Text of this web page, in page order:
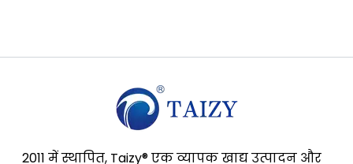
2011 में स्थापित, Taizy® एक व्यापक खाद्य उत्पादन और